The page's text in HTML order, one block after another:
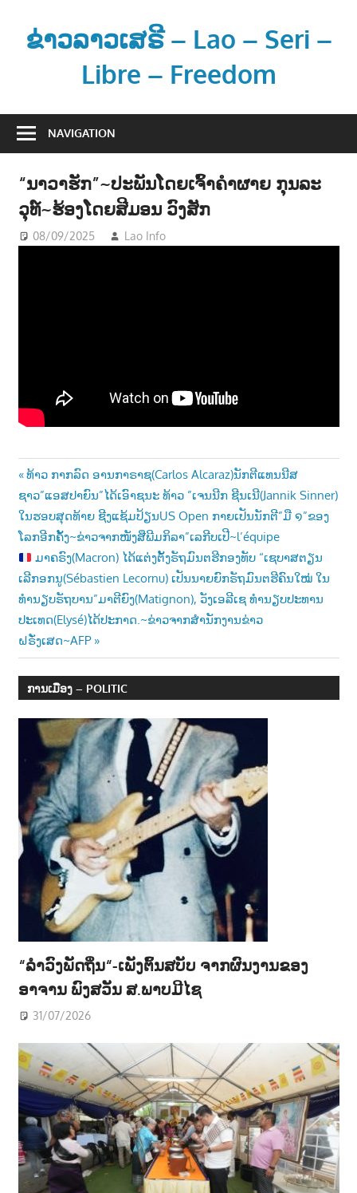
contentຂ່າວລາວເສຣີ – Lao – Seri –
Libre – Freedom
າ
ະ
ຂໍ້
ມູ
NAVIGATION
“ນາວາຮັກ”~ປະພັນໂດຍເຈົ້າຄຳຜາຍ ກຸນລະ
ວຸທ໌~ຮ້ອງໂດຍສີມອນ ວົງສັກ
08/09/2025 Lao Info
Post
navigation
Previous
Post:
ທ້າວ ກາກລົດ ອານກາຣາຊ(Carlos Alcaraz)ນັກຕີແທນນີສ
ຊາວ”ແອສປາຍົນ”ໄດ້ເອົາຊນະ ທ້າວ ”ເຈນນີກ ຊີນເນີ(Jannik Sinner)
ໃນຮອບສຸດທ້າຍ ຊີງແຊ້ມປ້ຽນUS Open ກາຍເປັນນັກຕີ”ມື ໑”ຂອງ
ໂລກອີກຄັ້ງ~ຂ່າວຈາກໜັງສືພີມກິລາ”ເລກີບເປີ~l’équipe
Next
Post:
ມາຄຣົງ(Macron) ໄດ້ແຕ່ງຕັ້ງຣັຖມົນຕຮີກອງທັບ “ເຊບາສຕຽນ
ເລີກອກນູ(Sébastien Lecornu) ເປັນນາຍຍົກຣັຖມົນຕຮີຄົນໃໝ່ ໃນ
ທຳນຽບຣັຖບານ”ມາຕີຍົງ(Matignon), ວັງເອລີເຊ ທຳນຽບປະທານ
ປະເທດ(Elysé)ໄດ້ປະກາດ.~ຂ່າວຈາກສຳນັກງານຂ່າວ
ຝຣັ່ງເສດ~AFP
ການເມືອງ – POLITIC
“ລຳວົງພັດຖິ່ນ“-ເພັງຕົ້ນສບັບ ຈາກຜົນງານຂອງ
ອາຈານ ພົງສວັນ ສ.ພາບມີໄຊ
31/07/2026